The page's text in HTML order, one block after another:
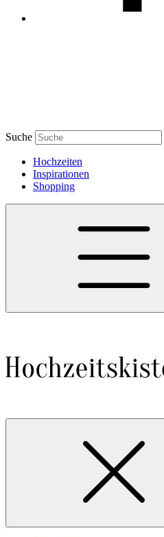
Suche
Hochzeiten
Inspirationen
Shopping